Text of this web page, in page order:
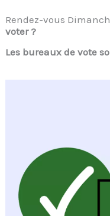
Rendez-vous
voter ?
Les bureaux de vote